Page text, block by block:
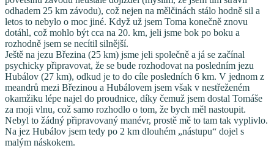
odhadem 25 km závodu), což nejen na mělčinách stálo hodně sil a
letos to nebylo o moc jiné. Když už jsem Toma konečně znovu
dotáhl, což mohlo být cca na 20. km, jeli jsme bok po boku a
rozhodně jsem se necítil silnější.
Ještě na jezu Březina (25 km) jsme jeli společně a já se začínal
psychicky připravovat, že se bude rozhodovat na posledním jezu
Hubálov (27 km), odkud je to do cíle posledních 6 km. V jednom z
meandrů mezi Březinou a Hubálovem jsem však v nestřeženém
okamžiku lépe najel do proudnice, díky čemuž jsem dostal Tomáše
za moji vlnu, což samo rozhodlo o tom, že bych měl nastoupit.
Nebyl to žádný připravovaný manévr, prostě mě to tam tak vyplivlo.
Na jez Hubálov jsem tedy po 2 km dlouhém „nástupu“ dojel s
malým náskokem.